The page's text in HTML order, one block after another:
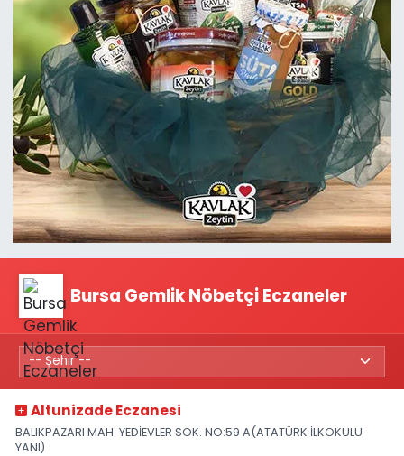
Bursa Gemlik Nöbetçi Eczaneler
Altunizade Eczanesi
BALIKPAZARI MAH. YEDİEVLER SOK. NO:59 A(ATATÜRK İLKOKULU
YANI)